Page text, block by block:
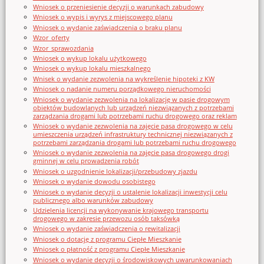
Wniosek o przeniesienie decyzji o warunkach zabudowy
Wniosek o wypis i wyrys z miejscowego planu
Wniosek o wydanie zaświadczenia o braku planu
Wzor_oferty
Wzor_sprawozdania
Wniosek o wykup lokalu użytkowego
Wniosek o wykup lokalu mieszkalnego
Wnisek o wydanie zezwolenia na wykreślenie hipoteki z KW
Wniosek o nadanie numeru porządkowego nieruchomości
Wniosek o wydanie zezwolenia na lokalizację w pasie drogowym
obiektów budowlanych lub urządzeń niezwiązanych z potrzebami
zarządzania drogami lub potrzebami ruchu drogowego oraz reklam
Wniosek o wydanie zezwolenia na zajęcie pasa drogowego w celu
umieszczenia urządzeń infrastruktury technicznej niezwiązanych z
potrzebami zarządzania drogami lub potrzebami ruchu drogowego
Wniosek o wydanie zezwolenia na zajęcie pasa drogowego drogi
gminnej w celu prowadzenia robót
Wniosek o uzgodnienie lokalizacji/przebudowy zjazdu
Wniosek o wydanie dowodu osobistego
Wniosek o wydanie decyzji o ustalenie lokalizacji inwestycji celu
publicznego albo warunków zabudowy
Udzielenia licencji na wykonywanie krajowego transportu
drogowego w zakresie przewozu osób taksówką
Wniosek o wydanie zaświadczenia o rewitalizacji
Wniosek o dotację z programu Ciepłe Mieszkanie
Wniosek o płatność z programu Ciepłe Mieszkanie
Wniosek o wydanie decyzji o środowiskowych uwarunkowaniach